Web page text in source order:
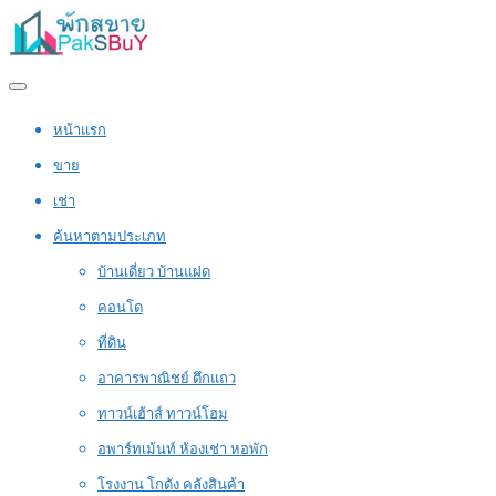
หน้าแรก
ขาย
เช่า
ค้นหาตามประเภท
บ้านเดี่ยว บ้านแฝด
คอนโด
ที่ดิน
อาคารพาณิชย์ ตึกแถว
ทาวน์เฮ้าส์ ทาวน์โฮม
อพาร์ทเม้นท์ ห้องเช่า หอพัก
โรงงาน โกดัง คลังสินค้า